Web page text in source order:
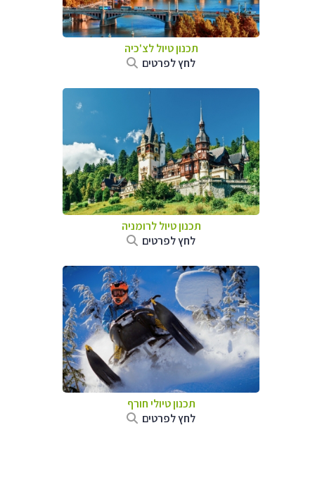
תכנון טיול לצ'כיה
לחץ לפרטים
תכנון טיול לרומניה
לחץ לפרטים
תכנון טיולי חורף
לחץ לפרטים